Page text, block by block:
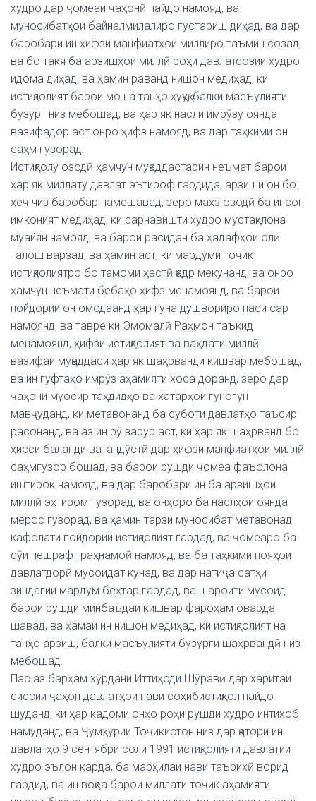
худро дар ҷомеаи ҷаҳонӣ пайдо намояд, ва
муносибатҳои байналмилалиро густариш диҳад, ва дар
баробари ин ҳифзи манфиатҳои миллиро таъмин созад,
ва бо такя ба арзишҳои миллӣ роҳи давлатсозии худро
идома диҳад, ва ҳамин раванд нишон медиҳад, ки
истиқлолият барои мо на танҳо ҳуқуқ, балки масъулияти
бузург низ мебошад, ва ҳар як насли имрӯзу оянда
вазифадор аст онро ҳифз намояд, ва дар таҳкими он
саҳм гузорад.
Истиқлолу озодӣ ҳамчун муқаддастарин неъмат барои
ҳар як миллату давлат эътироф гардида, арзиши он бо
ҳеҷ чиз баробар намешавад, зеро маҳз озодӣ ба инсон
имконият медиҳад, ки сарнавишти худро мустақилона
муайян намояд, ва барои расидан ба ҳадафҳои олӣ
талош варзад, ва ҳамин аст, ки мардуми тоҷик
истиқлолиятро бо тамоми ҳастӣ қадр мекунанд, ва онро
ҳамчун неъмати бебаҳо ҳифз менамоянд, ва барои
пойдории он омодаанд ҳар гуна душвориро паси сар
намоянд, ва тавре ки Эмомалӣ Раҳмон таъкид
менамоянд, ҳифзи истиқлолият ва ваҳдати миллӣ
вазифаи муқаддаси ҳар як шаҳрванди кишвар мебошад,
ва ин гуфтаҳо имрӯз аҳамияти хоса доранд, зеро дар
ҷаҳони муосир таҳдидҳо ва хатарҳои гуногун
мавҷуданд, ки метавонанд ба суботи давлатҳо таъсир
расонанд, ва аз ин рӯ зарур аст, ки ҳар як шаҳрванд бо
ҳисси баланди ватандӯстӣ дар ҳифзи манфиатҳои миллӣ
саҳмгузор бошад, ва барои рушди ҷомеа фаъолона
иштирок намояд, ва дар баробари ин ба арзишҳои
миллӣ эҳтиром гузорад, ва онҳоро ба наслҳои оянда
мерос гузорад, ва ҳамин тарзи муносибат метавонад
кафолати пойдории истиқлолият гардад, ва ҷомеаро ба
сӯи пешрафт раҳнамоӣ намояд, ва ба таҳкими пояҳои
давлатдорӣ мусоидат кунад, ва дар натиҷа сатҳи
зиндагии мардум беҳтар гардад, ва шароити мусоид
барои рушди минбаъдаи кишвар фароҳам оварда
шавад, ва ҳамаи ин нишон медиҳад, ки истиқлолият на
танҳо арзиш, балки масъулияти бузурги шаҳрвандӣ низ
мебошад.
Пас аз барҳам хӯрдани Иттиҳоди Шӯравӣ дар харитаи
сиёсии ҷаҳон давлатҳои нави соҳибистиқлол пайдо
шуданд, ки ҳар кадоми онҳо роҳи рушди худро интихоб
намуданд, ва Ҷумҳурии Тоҷикистон низ дар қатори ин
давлатҳо 9 сентябри соли 1991 истиқлолияти давлатии
худро эълон карда, ба марҳилаи нави таърихӣ ворид
гардид, ва ин воқеа барои миллати тоҷик аҳамияти